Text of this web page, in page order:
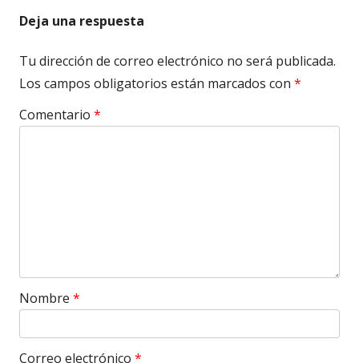
Deja una respuesta
Tu dirección de correo electrónico no será publicada.
Los campos obligatorios están marcados con *
Comentario *
Nombre *
Correo electrónico *